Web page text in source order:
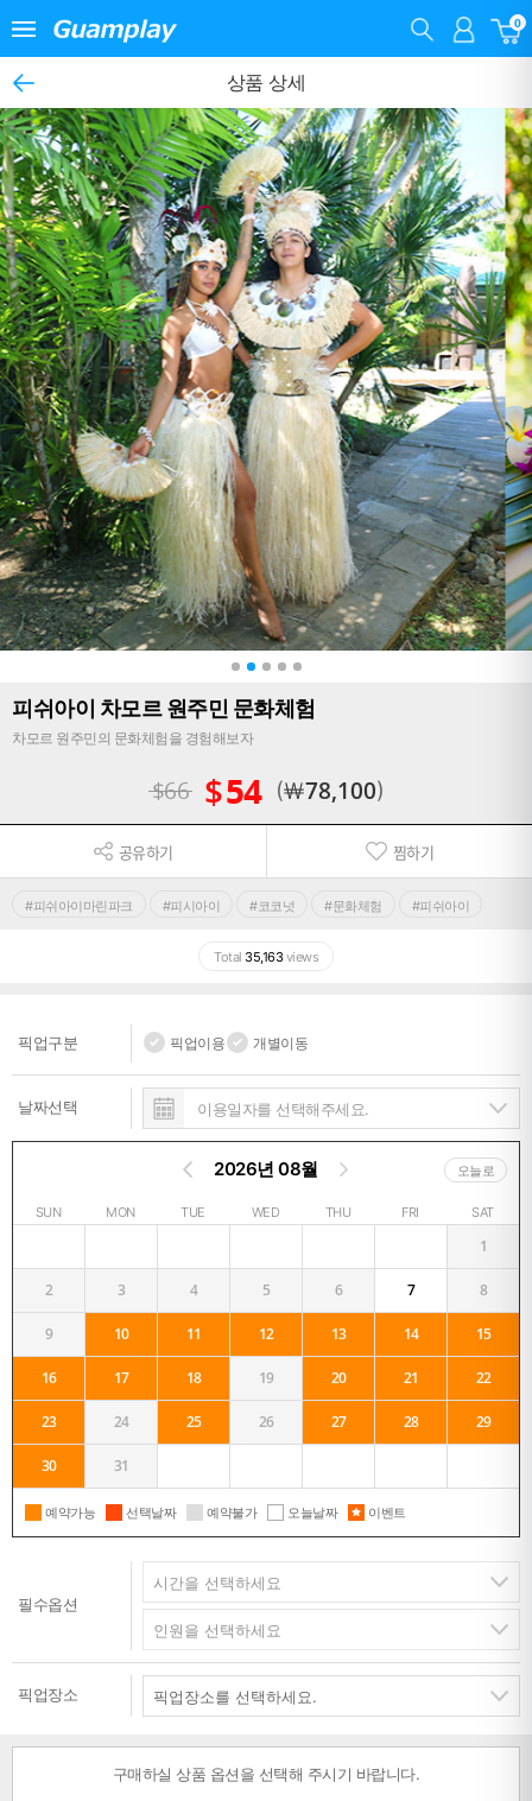
0
상품 상세
피쉬아이 차모르 원주민 문화체험
차모르 원주민의 문화체험을 경험해보자
￦78,100
$66 $54
공유하기 찜하기
#피쉬아이마린파크 #피시아이 #코코넛 #문화체험 #피쉬아이
Total 35,163views
픽업구분 픽업이용 개별이동
날짜선택
2026년 08월 오늘로
SUN MON TUE WED THU FRI SAT
1
2 3 4 5 6 7 8
9 10 11 12 13 14 15
16 17 18 19 20 21 22
23 24 25 26 27 28 29
30 31
예약가능 선택날짜 예약불가 오늘날짜 이벤트
필수옵션
픽업장소
구매하실 상품 옵션을 선택해 주시기 바랍니다.